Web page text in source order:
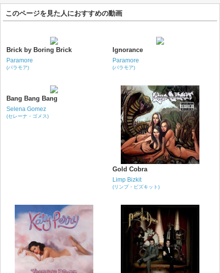
このページを見た人におすすめの動画
Brick by Boring Brick
Paramore
(パラモア)
Ignorance
Paramore
(パラモア)
Bang Bang Bang
Selena Gomez
(セレーナ・ゴメス)
Gold Cobra
Limp Bizkit
(リンプ・ビズキット)